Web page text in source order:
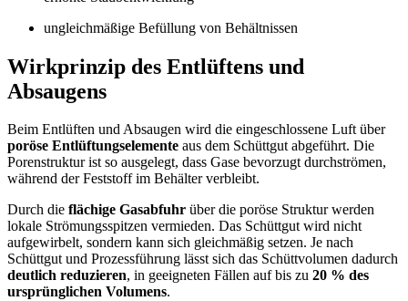
ungleichmäßige Befüllung von Behältnissen
Wirkprinzip des Entlüftens und
Absaugens
Beim Entlüften und Absaugen wird die eingeschlossene Luft über
poröse Entlüftungselemente aus dem Schüttgut abgeführt. Die
Porenstruktur ist so ausgelegt, dass Gase bevorzugt durchströmen,
während der Feststoff im Behälter verbleibt.
Durch die flächige Gasabfuhr über die poröse Struktur werden
lokale Strömungsspitzen vermieden. Das Schüttgut wird nicht
aufgewirbelt, sondern kann sich gleichmäßig setzen. Je nach
Schüttgut und Prozessführung lässt sich das Schüttvolumen dadurch
deutlich reduzieren, in geeigneten Fällen auf bis zu 20 % des
ursprünglichen Volumens.